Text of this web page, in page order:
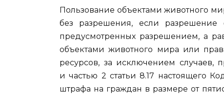
Пользование объектами животного
без разрешения, если разрешение
предусмотренных разрешением, а
объектами животного мира или
ресурсов, за исключением случаев,
и частью 2 статьи 8.17 настоящего
штрафа на граждан в размере от